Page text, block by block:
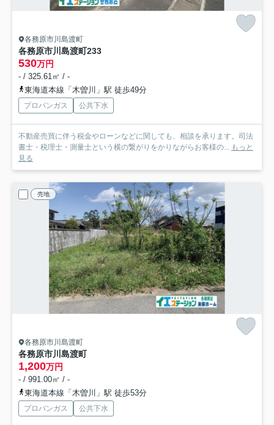
各務原市川島渡町
各務原市川島渡町233
530万円
- / 325.61㎡ / -
東海道本線「木曽川」駅 徒歩49分
プロパンガス 公共下水
不動産売買に伴う税金やローンなどに関しても、相談を承ります。司法
書士・税理士・測量士という横の繋がりをかりながらお客様の... もっと
見る
売地
各務原市川島渡町
各務原市川島渡町
1,200万円
- / 991.00㎡ / -
東海道本線「木曽川」駅 徒歩53分
プロパンガス 公共下水